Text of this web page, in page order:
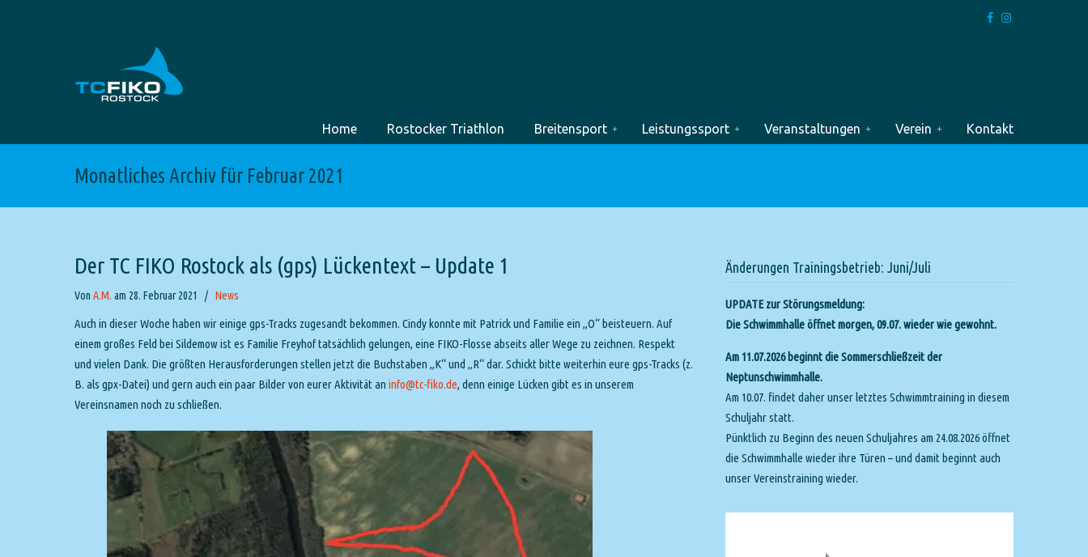
Home Rostocker Triathlon Breitensport Leistungssport Veranstaltungen Verein Kontakt
Monatliches Archiv für Februar 2021
Der TC FIKO Rostock als (gps) Lückentext – Update 1
Von A.M. am 28. Februar 2021 / News
Auch in dieser Woche haben wir einige gps-Tracks zugesandt bekommen. Cindy konnte mit Patrick und Familie ein „O“ beisteuern. Auf
einem großes Feld bei Sildemow ist es Familie Freyhof tatsächlich gelungen, eine FIKO-Flosse abseits aller Wege zu zeichnen. Respekt
und vielen Dank. Die größten Herausforderungen stellen jetzt die Buchstaben „K“ und „R“ dar. Schickt bitte weiterhin eure gps-Tracks (z.
B. als gpx-Datei) und gern auch ein paar Bilder von eurer Aktivität an info@tc-fiko.de, denn einige Lücken gibt es in unserem
Vereinsnamen noch zu schließen.
Änderungen Trainingsbetrieb: Juni/Juli
UPDATE zur Störungsmeldung:
Die Schwimmhalle öffnet morgen, 09.07. wieder wie gewohnt.
Am 11.07.2026 beginnt die Sommerschließzeit der
Neptunschwimmhalle.
Am 10.07. findet daher unser letztes Schwimmtraining in diesem
Schuljahr statt.
Pünktlich zu Beginn des neuen Schuljahres am 24.08.2026 öffnet
die Schwimmhalle wieder ihre Türen – und damit beginnt auch
unser Vereinstraining wieder.